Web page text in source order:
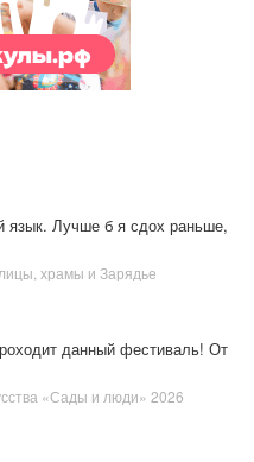
язык. Лучше б я сдох раньше,
храмы и Зарядье
данный фестиваль! От
«Сады и люди» 2026